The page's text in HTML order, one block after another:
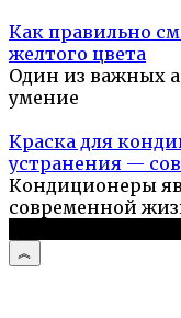
Как правильно
желтого цвета
Один из важных
умение
Краска для
устранения —
Кондиционеры
современной